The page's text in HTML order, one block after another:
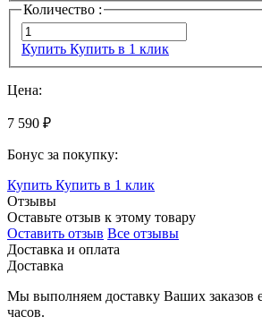
Количество :
Купить Купить в 1 клик
Цена:
7 590 ₽
Бонус за покупку:
Купить Купить в 1 клик
Отзывы
Оставьте отзыв к этому товару
Оставить отзыв Все отзывы
Доставка и оплата
Доставка
Мы выполняем доставку Ваших заказов
часов.